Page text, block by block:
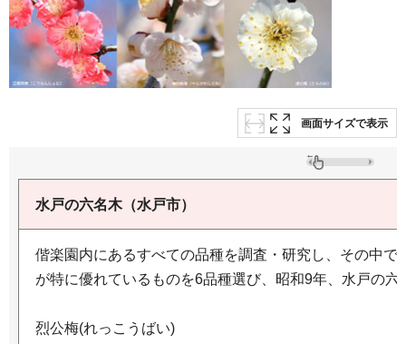
画面サイズで表示
水戸の六名木（水戸市）
偕楽園内にあるすべての品種を調査・研究し、その中で
が特に優れているものを6品種選び、昭和9年、水戸の六
烈公梅(れっこうばい)